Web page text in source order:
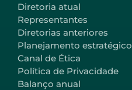
Diretoria atual
Representantes
Diretorias anteriores
Planejamento estratégico
Canal de Ética
Política de Privacidade
Balanço anual